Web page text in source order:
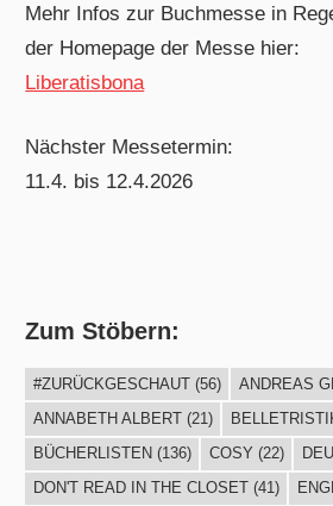
Mehr Infos zur Buchmesse in
der Homepage der Messe hier:
Liberatisbona
Nächster Messetermin:
11.4. bis 12.4.2026
Zum Stöbern:
#ZURÜCKGESCHAUT(56) ANDREAS
ANNABETH ALBERT(21)
BÜCHERLISTEN (136) COSY (22)
DON'T READ IN THE CLOSET(41)